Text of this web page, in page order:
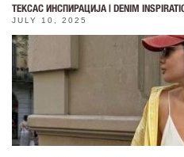
ТЕКСАС ИНСПИРАЦИЈА | DENIM
JULY 10, 2025